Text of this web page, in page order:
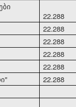
22.288
22.288
22.288
22.288
22.288
22.288